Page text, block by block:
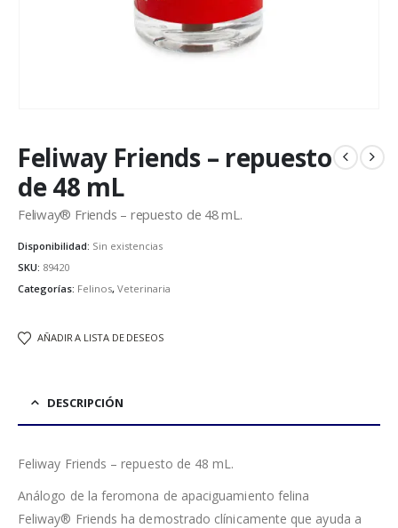
Feliway Friends – repuesto
de 48 mL
Feliway® Friends – repuesto de 48 mL.
Disponibilidad: Sin existencias
SKU: 89420
Categorías: Felinos, Veterinaria
AÑADIR A LISTA DE DESEOS
DESCRIPCIÓN
Feliway Friends – repuesto de 48 mL.
Análogo de la feromona de apaciguamiento felina
Feliway® Friends ha demostrado clínicamente que ayuda a